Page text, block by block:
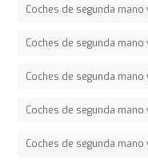
Coches de segunda
Coches de segunda
Coches de segunda mano
Coches de segunda
Coches de segunda